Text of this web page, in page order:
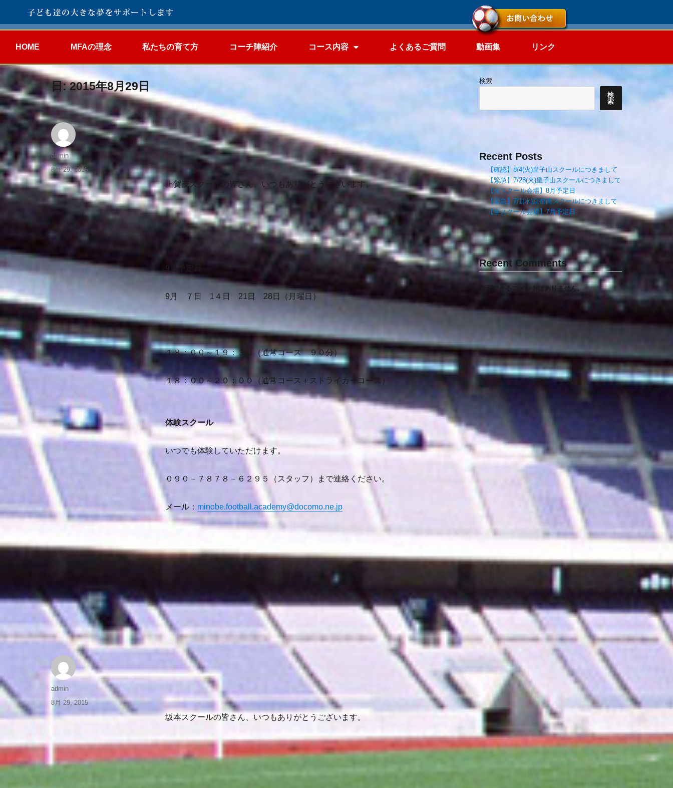
HOME MFAの理念 私たちの育て方 コーチ陣紹介 コース内容 よくあるご質問 動画集 リンク
日:2015年8月29日
上賀茂スクールの皆さん、いつもありがとうございます。
9月予定日
9月 ７日 1４日 21日 28日（月曜日）
１８：００～１９：３０（通常コース ９０分）
１８：００～２０：００（通常コース＋ストライカーコース）
体験スクール
いつでも体験していただけます。
０９０－７８７８－６２９５（スタッフ）まで連絡ください。
メール： minobe.football.academy@docomo.ne.jp
admin
8月 29, 2015
坂本スクールの皆さん、いつもありがとうございます。
admin
8月 29, 2015
検索
検
索
Recent Posts
【確認】8/4(火)皇子山スクールにつきまして
【緊急】7/28(火)皇子山スクールにつきまして
【全スクール会場】8月予定日
【緊急】7/1(水)京都南スクールにつきまして
【全スクール会場】7月予定日
Recent Comments
表示できるコメントはありません。